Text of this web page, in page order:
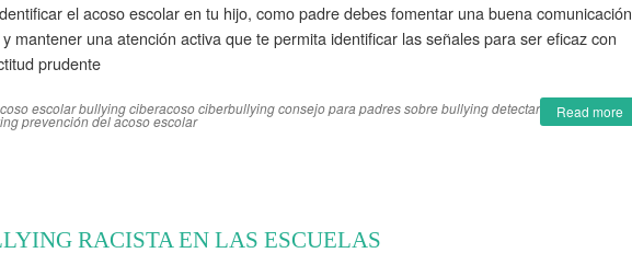
el acoso escolar en tu hijo, como padre debes fomentar una buena comunicación
mantener una atención activa que te permita identificar las señales para ser eficaz con
prudente
Read more
escolarbullyingciberacosociberbullyingconsejo para padres sobre bullyingdetectar
prevención del acoso escolar
RACISTA EN LAS ESCUELAS